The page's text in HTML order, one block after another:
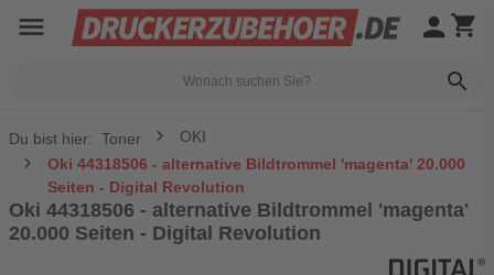
menu
search
person shopping_cart
Du bist hier: Toner
OKI
Oki 44318506 - alternative Bildtrommel 'magenta' 20.000
Seiten - Digital Revolution
Oki 44318506 - alternative Bildtrommel 'magenta'
20.000 Seiten - Digital Revolution